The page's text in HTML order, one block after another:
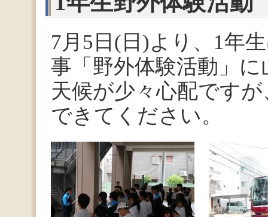
7月5日(日)より、1年
事「野外体験活動」
天候が少々心配です
できてください。